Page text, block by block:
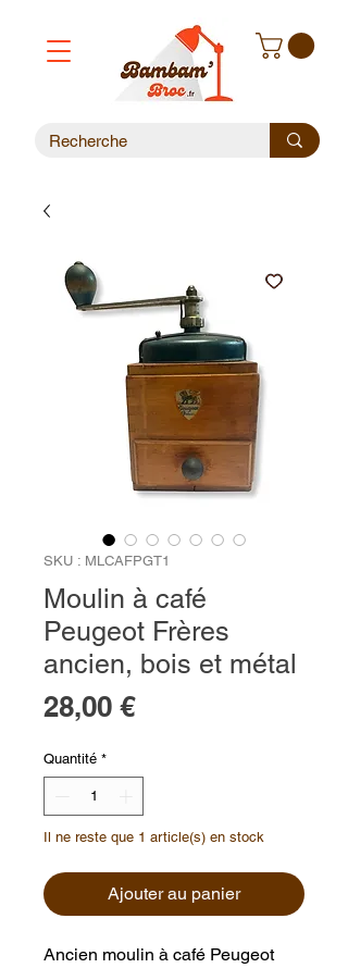
SKU : MLCAFPGT1
Moulin à café
Peugeot Frères
ancien, bois et métal
28,00 €Prix
Quantité *
Il ne reste que 1 article(s) en stock
Ajouter au panier
Ancien moulin à café Peugeot